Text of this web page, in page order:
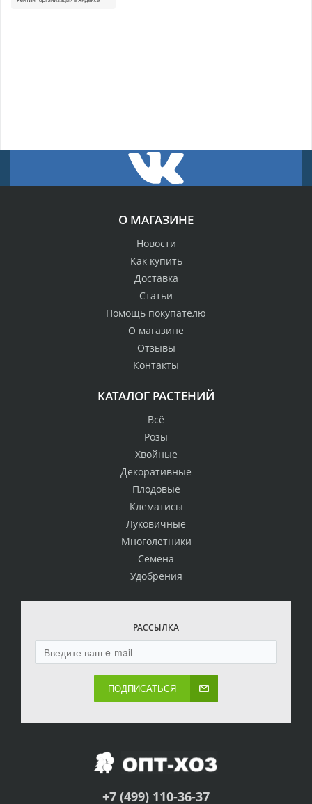
О МАГАЗИНЕ
Новости
Как купить
Доставка
Статьи
Помощь покупателю
О магазине
Отзывы
Контакты
КАТАЛОГ РАСТЕНИЙ
Всё
Розы
Хвойные
Декоративные
Плодовые
Клематисы
Луковичные
Многолетники
Семена
Удобрения
РАССЫЛКА
ПОДПИСАТЬСЯ
+7 (499) 110-36-37